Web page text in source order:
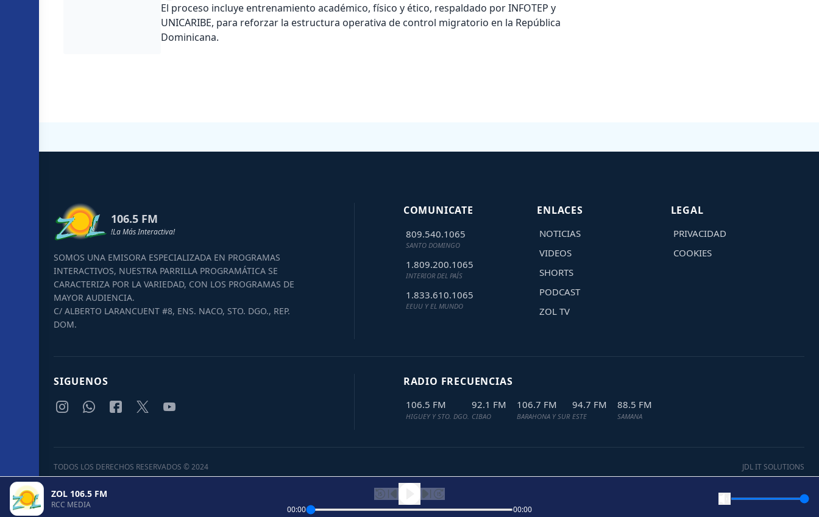
El proceso incluye entrenamiento académico, físico y ético, respaldado por INFOTEP y
UNICARIBE, para reforzar la estructura operativa de control migratorio en la República
Dominicana.
106.5 FM
!La Más Interactiva!
SOMOS UNA EMISORA ESPECIALIZADA EN PROGRAMAS
INTERACTIVOS, NUESTRA PARRILLA PROGRAMÁTICA SE
CARACTERIZA POR LA VARIEDAD, CON LOS PROGRAMAS DE
MAYOR AUDIENCIA.
C/ ALBERTO LARANCUENT #8, ENS. NACO, STO. DGO., REP.
DOM.
COMUNICATE
809.540.1065
SANTO DOMINGO
1.809.200.1065
INTERIOR DEL PAÍS
1.833.610.1065
EEUU Y EL MUNDO
ENLACES
NOTICIAS
VIDEOS
SHORTS
PODCAST
ZOL TV
LEGAL
PRIVACIDAD
COOKIES
SIGUENOS RADIO FRECUENCIAS
106.5 FM
HIGUEY Y STO. DGO.
92.1 FM
CIBAO
106.7 FM
BARAHONA Y SUR
94.7 FM
ESTE
88.5 FM
SAMANA
TODOS LOS DERECHOS RESERVADOS © 2024 JDL IT SOLUTIONS
ZOL 106.5 FM
RCC MEDIA 00:00 00:00